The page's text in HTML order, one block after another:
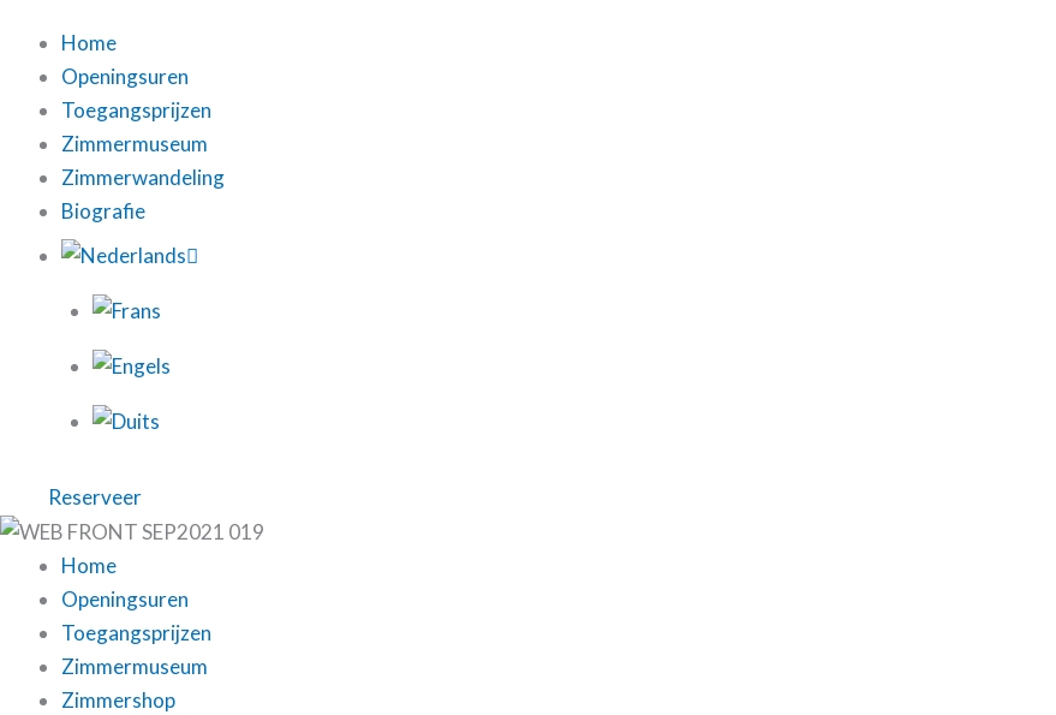
Home
Openingsuren
Toegangsprijzen
Zimmermuseum
Zimmerwandeling
Biografie
Reserveer
Home
Openingsuren
Toegangsprijzen
Zimmermuseum
Zimmershop